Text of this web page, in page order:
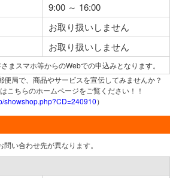
9:00 ～ 16:00
お取り扱いしません
お取り扱いしません
まスマホ等からのWebでの申込みとなります。
便局で、商品やサービスを宣伝してみませんか？
こちらのホームページをご覧ください！！
showshop.php?CD=240910）
い合わせ先が異なります。